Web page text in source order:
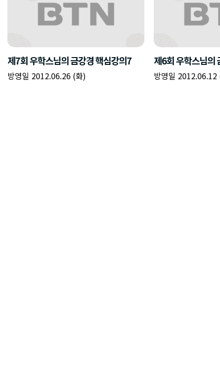
제7회 우학스님의 금강경 핵심강의7
방영일 2012.06.26 (화)
제6회 우학스님의
방영일 2012.06.12